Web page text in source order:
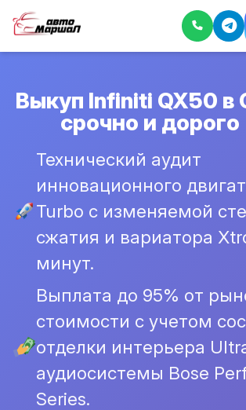
Выкуп Infiniti QX50 в
срочно и дорого
Технический аудит
инновационного
Turbo с изменяемой
сжатия и вариатора
минут.
Выплата до 95% от
стоимости с учетом
отделки интерьера
аудиосистемы Bose
Series.